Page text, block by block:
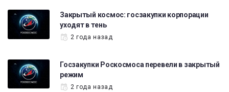
Закрытый космос: госзакупки корпорации
уходят в тень
2 года назад
Госзакупки Роскосмоса перевели в закрытый
режим
2 года назад